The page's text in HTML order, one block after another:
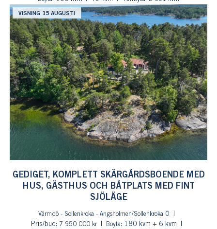
VISNING 15 AUGUSTI
GEDIGET, KOMPLETT SKÄRGÅRDSBOENDE MED
HUS, GÄSTHUS OCH BÅTPLATS MED FINT
SJÖLÄGE
Värmdö - Sollenkroka - Ängsholmen/Sollenkroka Ö
Pris/bud: 7 950 000 kr Boyta: 180 kvm + 6 kvm